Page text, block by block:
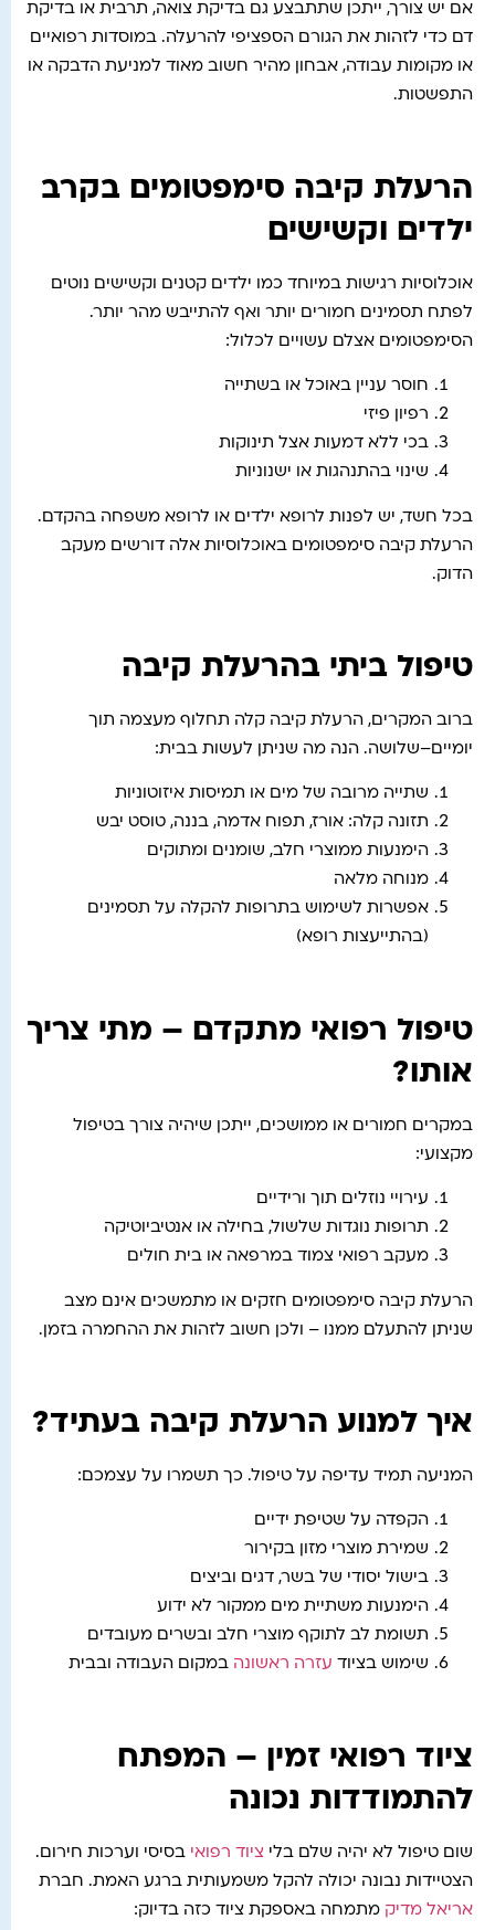
אם יש צורך, ייתכן שתתבצע גם בדיקת צואה, תרבית או בדיקת
דם כדי לזהות את הגורם הספציפי להרעלה. במוסדות רפואיים
או מקומות עבודה, אבחון מהיר חשוב מאוד למניעת הדבקה או
התפשטות.
הרעלת קיבה סימפטומים בקרב
ילדים וקשישים
אוכלוסיות רגישות במיוחד כמו ילדים קטנים וקשישים נוטים
לפתח תסמינים חמורים יותר ואף להתייבש מהר יותר.
הסימפטומים אצלם עשויים לכלול:
חוסר עניין באוכל או בשתייה
רפיון פיזי
בכי ללא דמעות אצל תינוקות
שינוי בהתנהגות או ישנוניות
בכל חשד, יש לפנות לרופא ילדים או לרופא משפחה בהקדם.
הרעלת קיבה סימפטומים באוכלוסיות אלה דורשים מעקב
הדוק.
טיפול ביתי בהרעלת קיבה
ברוב המקרים, הרעלת קיבה קלה תחלוף מעצמה תוך
יומיים–שלושה. הנה מה שניתן לעשות בבית:
שתייה מרובה של מים או תמיסות איזוטוניות
תזונה קלה: אורז, תפוח אדמה, בננה, טוסט יבש
הימנעות ממוצרי חלב, שומנים ומתוקים
מנוחה מלאה
אפשרות לשימוש בתרופות להקלה על תסמינים
(בהתייעצות רופא)
טיפול רפואי מתקדם – מתי צריך
אותו?
במקרים חמורים או ממושכים, ייתכן שיהיה צורך בטיפול
מקצועי:
עירויי נוזלים תוך ורידיים
תרופות נוגדות שלשול, בחילה או אנטיביוטיקה
מעקב רפואי צמוד במרפאה או בית חולים
הרעלת קיבה סימפטומים חזקים או מתמשכים אינם מצב
שניתן להתעלם ממנו – ולכן חשוב לזהות את ההחמרה בזמן.
איך למנוע הרעלת קיבה בעתיד?
המניעה תמיד עדיפה על טיפול. כך תשמרו על עצמכם:
הקפדה על שטיפת ידיים
שמירת מוצרי מזון בקירור
בישול יסודי של בשר, דגים וביצים
הימנעות משתיית מים ממקור לא ידוע
תשומת לב לתוקף מוצרי חלב ובשרים מעובדים
שימוש בציוד עזרה ראשונה במקום העבודה ובבית
ציוד רפואי זמין – המפתח
להתמודדות נכונה
שום טיפול לא יהיה שלם בלי ציוד רפואי בסיסי וערכות חירום.
הצטיידות נבונה יכולה להקל משמעותית ברגע האמת. חברת
אריאל מדיק מתמחה באספקת ציוד כזה בדיוק: